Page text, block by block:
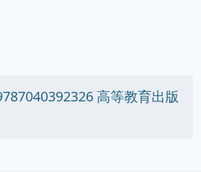
高等教育出版